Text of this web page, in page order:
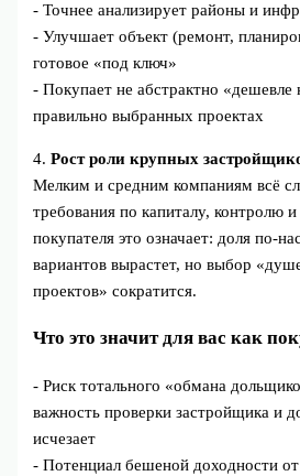
- Точнее анализирует районы и
- Улучшает объект (ремонт,
готовое «под ключ»
- Покупает не абстрактно «дешевле
правильно выбранных проектах
4.Рост роли крупных
Мелким и средним компаниям всё
требования по капиталу, контролю
покупателя это означает: доля
вариантов вырастет, но выбор
проектов» сократится.
Что это значит для вас как
- Риск тотального «обмана
важность проверки застройщика и
исчезает
- Потенциал бешеной доходности от